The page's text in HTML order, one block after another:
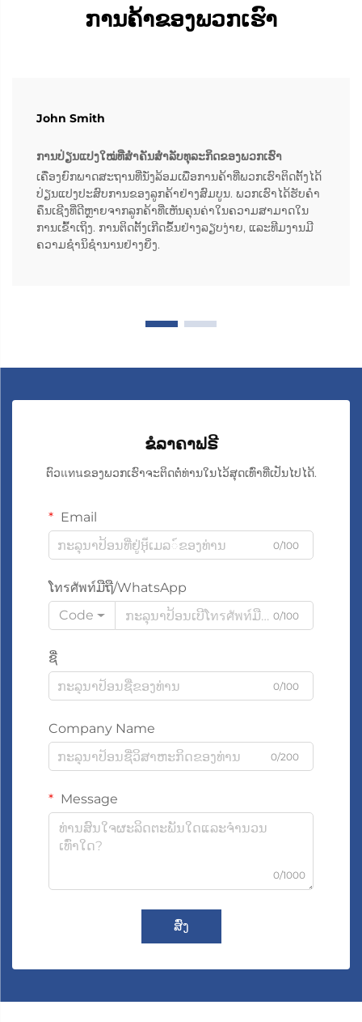
ການຄ້າຂອງພວກເຮົາ
John Smith
ການປ່ຽນແປງໃໝ່ທີ່ສຳຄັນສຳລັບທຸລະກິດຂອງພວກເຮົາ
ເຄື່ອງຍົກພາດສະຖານທີ່ນັ່ງລ້ອມເພື່ອການຄ້າທີ່ພວກເຮົາຕິດຕັ້ງໄດ້
ປ່ຽນແປງປະສົບການຂອງລູກຄ້າຢ່າງສົມບູນ. ພວກເຮົາໄດ້ຮັບຄຳ
ຄຶນເຊີງທີ່ດີຫຼາຍຈາກລູກຄ້າທີ່ເຫັນຄຸນຄ່າໃນຄວາມສາມາດໃນ
ການເຂົ້າເຖິງ. ການຕິດຕັ້ງເກີດຂຶ້ນຢ່າງລຽບງ່າຍ, ແລະທີມງານມີ
ຄວາມຊຳນິຊຳນານຢ່າງຍິ່ງ.
ຂໍລາຄາຟຣີ
ຕົວแทนຂອງພວກເຮົາຈະຕິດຕໍ່ທ່ານໃນໄວ້ສຸດເທົ່າທີ່ເປັນໄປໄດ້.
Email
0/100
ໂทรศัพท์ມືຖື/WhatsApp
Code
0/100
ຊື່
0/100
Company Name
0/200
Message
0/1000
ສົ່ງ